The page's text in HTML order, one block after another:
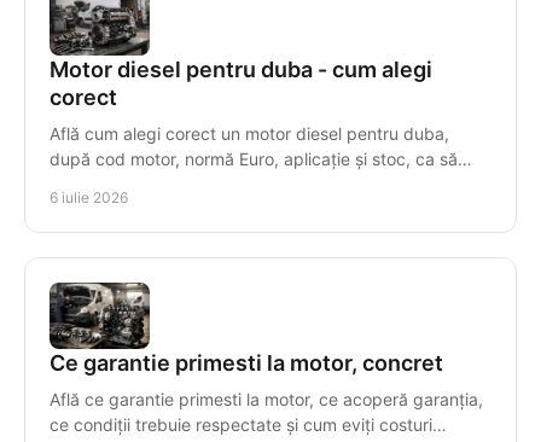
Motor diesel pentru duba - cum alegi
corect
Află cum alegi corect un motor diesel pentru duba,
după cod motor, normă Euro, aplicație și stoc, ca să
6 iulie 2026
Ce garantie primesti la motor, concret
Află ce garantie primesti la motor, ce acoperă garanția,
ce condiții trebuie respectate și cum eviți costuri